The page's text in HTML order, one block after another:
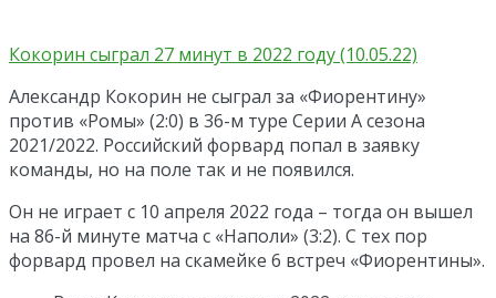
Кокорин сыграл 27 минут в 2022 году (10.05.22)
Александр Кокорин не сыграл за «Фиорентину»
против «Ромы» (2:0) в 36-м туре Серии А сезона
2021/2022. Российский форвард попал в заявку
команды, но на поле так и не появился.
Он не играет с 10 апреля 2022 года – тогда он вышел
на 86-й минуте матча с «Наполи» (3:2). С тех пор
форвард провел на скамейке 6 встреч «Фиорентины».